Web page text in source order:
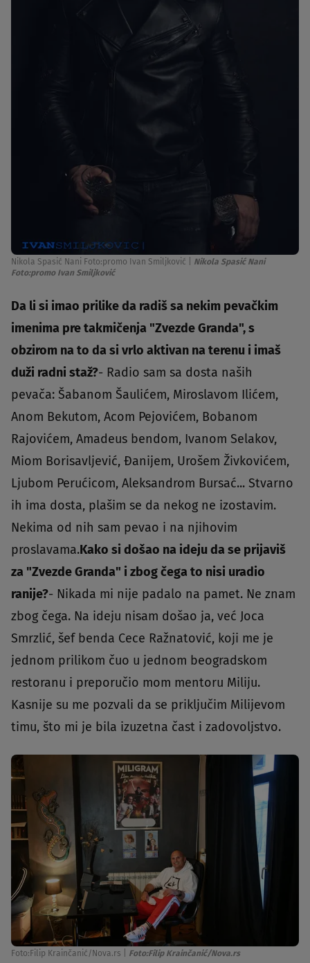
Nikola Spasić Nani Foto:promo Ivan Smiljković
Nikola Spasić Nani
Foto:promo Ivan Smiljković
Da li si imao prilike da radiš sa nekim pevačkim
imenima pre takmičenja "Zvezde Granda", s
obzirom na to da si vrlo aktivan na terenu i imaš
duži radni staž?- Radio sam sa dosta naših
pevača: Šabanom Šaulićem, Miroslavom Ilićem,
Anom Bekutom, Acom Pejovićem, Bobanom
Rajovićem, Amadeus bendom, Ivanom Selakov,
Miom Borisavljević, Đanijem, Urošem Živkovićem,
Ljubom Perućicom, Aleksandrom Bursać... Stvarno
ih ima dosta, plašim se da nekog ne izostavim.
Nekima od nih sam pevao i na njihovim
proslavama.Kako si došao na ideju da se prijaviš
za "Zvezde Granda" i zbog čega to nisi uradio
ranije?- Nikada mi nije padalo na pamet. Ne znam
zbog čega. Na ideju nisam došao ja, već Joca
Smrzlić, šef benda Cece Ražnatović, koji me je
jednom prilikom čuo u jednom beogradskom
restoranu i preporučio mom mentoru Miliju.
Kasnije su me pozvali da se priključim Milijevom
timu, što mi je bila izuzetna čast i zadovoljstvo.
Foto:Filip Krainčanić/Nova.rs Foto:Filip Krainčanić/Nova.rs